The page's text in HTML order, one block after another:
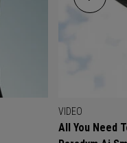
VIDEO
All You Need